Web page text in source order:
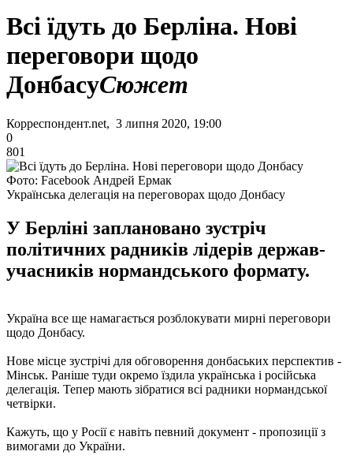
Всі їдуть до Берліна. Нові
переговори щодо
ДонбасуСюжет
Корреспондент.net, 3 липня 2020, 19:00
0
801
Фото: Facebook Андрей Ермак
Українська делегація на переговорах щодо Донбасу
У Берліні заплановано зустріч
політичних радників лідерів держав-
учасників нормандського формату.
Україна все ще намагається розблокувати мирні переговори
щодо Донбасу.
Нове місце зустрічі для обговорення донбаських перспектив -
Мінськ. Раніше туди окремо їздила українська і російська
делегація. Тепер мають зібратися всі радники нормандської
четвірки.
Кажуть, що у Росії є навіть певний документ - пропозиції з
вимогами до України.